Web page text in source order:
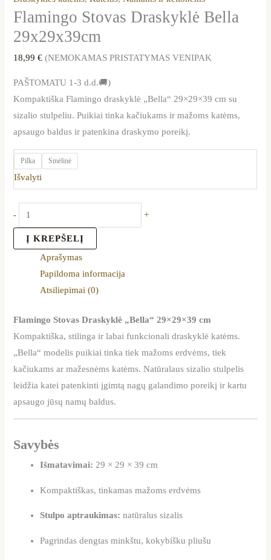
Flamingo Stovas Draskyklė Bella
29x29x39cm
18,99€ (NEMOKAMAS PRISTATYMAS VENIPAK
PAŠTOMATU 1-3 d.d.🚚)
Kompaktiška Flamingo draskyklė „Bella“ 29×29×39 cm su
sizalio stulpeliu. Puikiai tinka kačiukams ir mažoms katėms,
apsaugo baldus ir patenkina draskymo poreikį.
Pilka Smėlinė
Išvalyti
- +
Į KREPŠELĮ
Aprašymas
Papildoma informacija
Atsiliepimai (0)
Flamingo Stovas Draskyklė „Bella“ 29×29×39 cm
Kompaktiška, stilinga ir labai funkcionali draskyklė katėms.
„Bella“ modelis puikiai tinka tiek mažoms erdvėms, tiek
kačiukams ar mažesnėms katėms. Natūralaus sizalio stulpelis
leidžia katei patenkinti įgimtą nagų galandimo poreikį ir kartu
apsaugo jūsų namų baldus.
Savybės
Išmatavimai: 29 × 29 × 39 cm
Kompaktiškas, tinkamas mažoms erdvėms
Stulpo aptraukimas: natūralus sizalis
Pagrindas dengtas minkštu, kokybišku pliušu